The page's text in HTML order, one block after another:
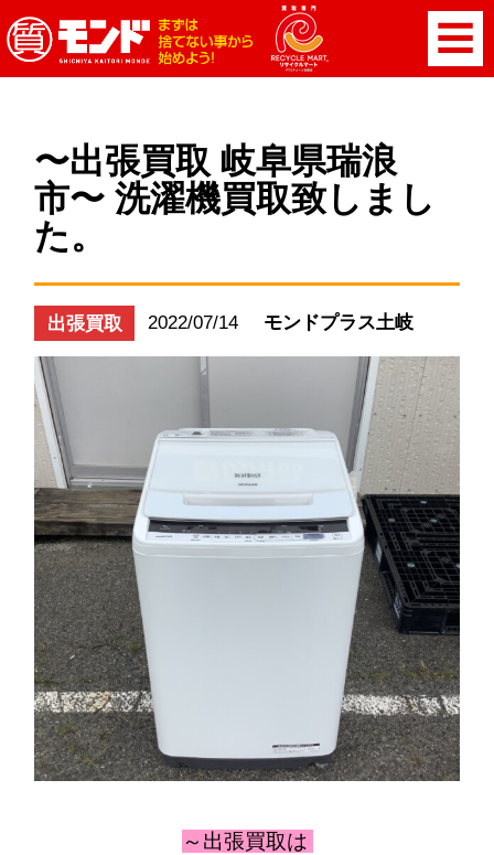
〜出張買取 岐阜県瑞浪
市〜 洗濯機買取致しまし
た。
出張買取 2022/07/14 モンドプラス土岐
～出張買取は